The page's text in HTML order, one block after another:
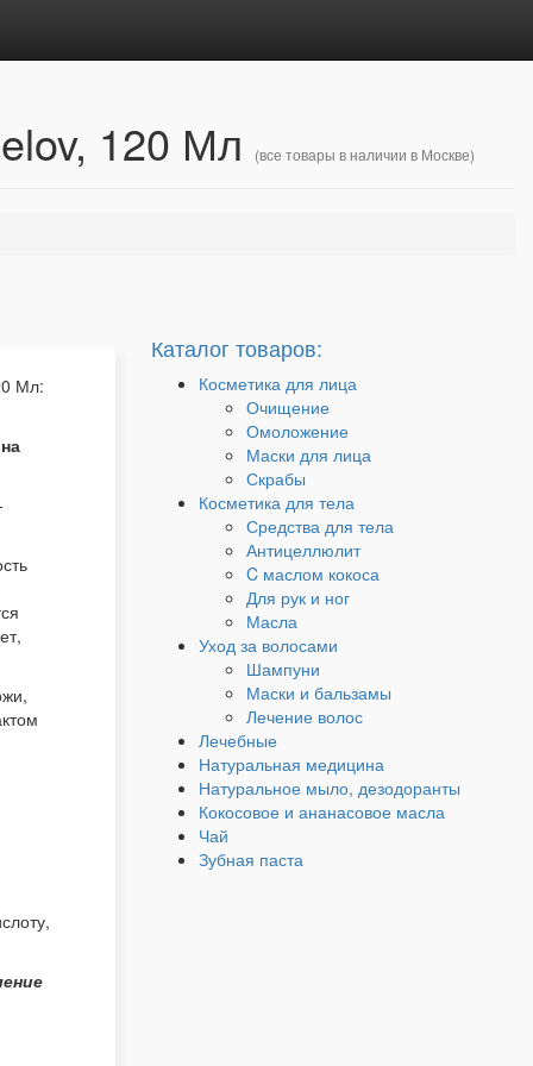
120 Мл (все товары в наличии в Москве)
Мл:
Каталог товаров:
Косметика для лица
Очищение
Омоложение
Маски для лица
Скрабы
Косметика для тела
Средства для тела
Антицеллюлит
C маслом кокоса
Для рук и ног
Масла
Уход за волосами
Шампуни
Маски и бальзамы
Лечение волос
Лечебные
Натуральная медицина
Натуральное мыло, дезодоранты
Кокосовое и ананасовое масла
Чай
Зубная паста